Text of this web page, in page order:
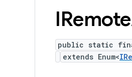
IRemote
public static final
extends Enum<